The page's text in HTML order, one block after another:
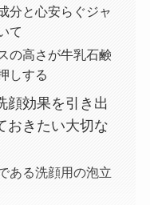
分と心安らぐジャ
て
の高さが牛乳石鹸
しする
顔効果を引き出
おきたい大切な
ある洗顔用の泡立